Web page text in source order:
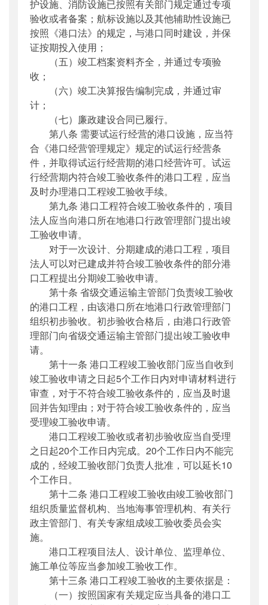
护设施、消防设施已按照有关部门规定通过专项
验收或者备案；航标设施以及其他辅助性设施已
按照《港口法》的规定，与港口同时建设，并保
证按期投入使用；
（五）竣工档案资料齐全，并通过专项验
收；
（六）竣工决算报告编制完成，并通过审
计；
（七）廉政建设合同已履行。
第八条 需要试运行经营的港口设施，应当符
合《港口经营管理规定》规定的试运行经营条
件，并取得试运行经营期的港口经营许可。试运
行经营期内符合竣工验收条件的港口工程，应当
及时办理港口工程竣工验收手续。
第九条 港口工程符合竣工验收条件的，项目
法人应当向港口所在地港口行政管理部门提出竣
工验收申请。
对于一次设计、分期建成的港口工程，项目
法人可以对已建成并符合竣工验收条件的部分港
口工程提出分期竣工验收申请。
第十条 省级交通运输主管部门负责竣工验收
的港口工程，由该港口所在地港口行政管理部门
组织初步验收。初步验收合格后，由港口行政管
理部门向省级交通运输主管部门提出竣工验收申
请。
第十一条 港口工程竣工验收部门应当自收到
竣工验收申请之日起5个工作日内对申请材料进行
审查，对于不符合竣工验收条件的，应当及时退
回并告知理由；对于符合竣工验收条件的，应当
受理竣工验收申请。
港口工程竣工验收或者初步验收应当自受理
之日起20个工作日内完成。20个工作日内不能完
成的，经竣工验收部门负责人批准，可以延长10
个工作日。
第十二条 港口工程竣工验收由竣工验收部门
组织质量监督机构、当地海事管理机构、有关行
政主管部门、有关专家组成竣工验收委员会实
施。
港口工程项目法人、设计单位、监理单位、
施工单位等应当参加竣工验收工作。
第十三条 港口工程竣工验收的主要依据是：
（一）按照国家有关规定应当具备的港口工